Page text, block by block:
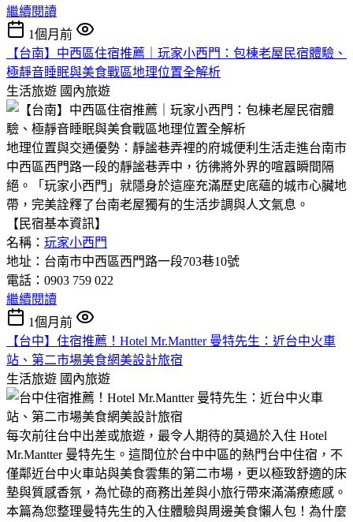
繼續閱讀
1個月前
【台南】中西區住宿推薦｜玩家小西門：包棟老屋民宿體驗、
極靜音睡眠與美食戰區地理位置全解析
生活旅遊 國內旅遊
地理位置與交通優勢：靜謐巷弄裡的府城便利生活走進台南市
中西區西門路一段的靜謐巷弄中，彷彿將外界的喧囂瞬間隔
絕。「玩家小西門」就隱身於這座充滿歷史底蘊的城市心臟地
帶，完美詮釋了台南老屋獨有的生活步調與人文氣息。
【民宿基本資訊】
名稱： 玩家小西門
地址：台南市中西區西門路一段703巷10號
電話：0903 759 022
繼續閱讀
1個月前
【台中】住宿推薦！Hotel Mr.Mantter 曼特先生：近台中火車
站、第二市場美食網美設計旅宿
生活旅遊 國內旅遊
每次前往台中出差或旅遊，最令人期待的莫過於入住 Hotel
Mr.Mantter 曼特先生。這間位於台中中區的熱門台中住宿，不
僅鄰近台中火車站與美食雲集的第二市場，更以極致舒適的床
墊與質感香氛，為忙碌的商務出差與小旅行帶來滿滿療癒感。
本篇為您整理曼特先生的入住體驗與周邊美食懶人包！為什麼